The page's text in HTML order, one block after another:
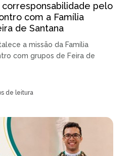
pelo
com a Família
de Santana
a missão da Família
com grupos de Feira de
de leitura